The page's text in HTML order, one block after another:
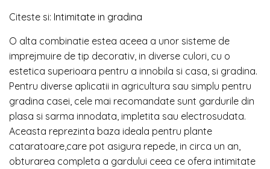
Citeste si: Intimitate in gradina
O alta combinatie estea aceea a unor sisteme de
imprejmuire de tip decorativ, in diverse culori, cu o
estetica superioara pentru a innobila si casa, si gradina.
Pentru diverse aplicatii in agricultura sau simplu pentru
gradina casei, cele mai recomandate sunt gardurile din
plasa si sarma innodata, impletita sau electrosudata.
Aceasta reprezinta baza ideala pentru plante
cataratoare,care pot asigura repede, in circa un an,
obturarea completa a gardului ceea ce ofera intimitate